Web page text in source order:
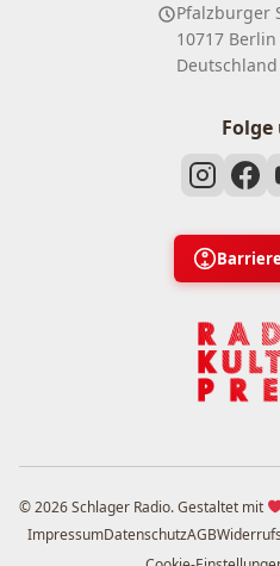
Pfalzburger
10717 Berlin
Deutschland
Folge
© 2026 Schlager Radio. Gestaltet mit
ImpressumDatenschutzAGB